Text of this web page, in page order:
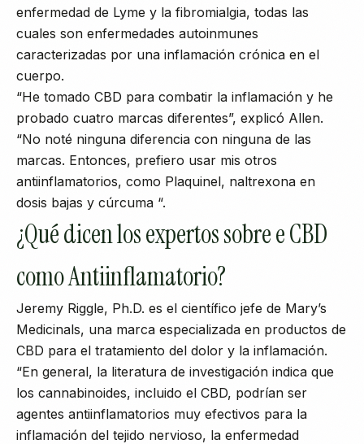
enfermedad de Lyme y la fibromialgia, todas las
cuales son enfermedades autoinmunes
caracterizadas por una inflamación crónica en el
cuerpo.
“He tomado CBD para combatir la inflamación y he
probado cuatro marcas diferentes”, explicó Allen.
“No noté ninguna diferencia con ninguna de las
marcas. Entonces, prefiero usar mis otros
antiinflamatorios, como Plaquinel, naltrexona en
dosis bajas y cúrcuma “.
¿Qué dicen los expertos sobre e CBD
como Antiinflamatorio?
Jeremy Riggle, Ph.D. es el científico jefe de Mary’s
Medicinals, una marca especializada en productos de
CBD para el tratamiento del dolor y la inflamación.
“En general, la literatura de investigación indica que
los cannabinoides, incluido el CBD, podrían ser
agentes antiinflamatorios muy efectivos para la
inflamación del tejido nervioso, la enfermedad